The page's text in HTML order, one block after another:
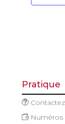
Pratique
Numéros